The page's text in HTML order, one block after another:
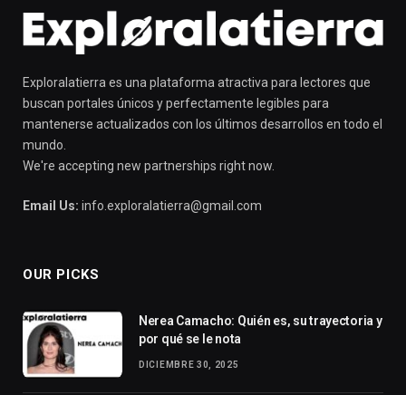
Exploralatierra es una plataforma atractiva para lectores que
buscan portales únicos y perfectamente legibles para
mantenerse actualizados con los últimos desarrollos en todo el
mundo.
We're accepting new partnerships right now.
Email Us: info.exploralatierra@gmail.com
OUR PICKS
Nerea Camacho: Quién es, su trayectoria y
por qué se le nota
DICIEMBRE 30, 2025